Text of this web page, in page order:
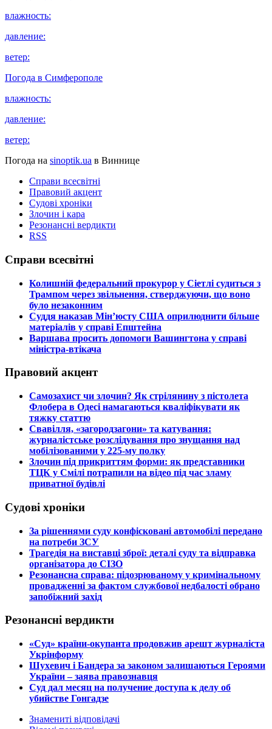
влажность:
давление:
ветер:
Погода в Симферополе
влажность:
давление:
ветер:
Погода на sinoptik.ua в Виннице
Справи всесвітні
Правовий акцент
Судові хроніки
Злочин і кара
Резонансні вердикти
RSS
Справи всесвітні
​Колишній федеральний прокурор у Сіетлі судиться з
Трампом через звільнення, стверджуючи, що воно
було незаконним
​Суддя наказав Мін’юсту США оприлюднити більше
матеріалів у справі Епштейна
​Варшава просить допомоги Вашингтона у справі
міністра-втікача
Правовий акцент
​Самозахист чи злочин? Як стрілянину з пістолета
Флобера в Одесі намагаються кваліфікувати як
тяжку статтю
​Свавілля, «загородзагони» та катування:
журналістське розслідування про знущання над
мобілізованими у 225-му полку
​Злочин під прикриттям форми: як представники
ТЦК у Смілі потрапили на відео під час зламу
приватної будівлі
Судові хроніки
​За рішеннями суду конфісковані автомобілі передано
на потреби ЗСУ
​Трагедія на виставці зброї: деталі суду та відправка
організатора до СІЗО
​Резонансна справа: підозрюваному у кримінальному
провадженні за фактом службової недбалості обрано
запобіжний захід
Резонансні вердикти
​«Суд» країни-окупанта продовжив арешт журналіста
Укрінформу
Шухевич і Бандера за законом залишаються Героями
України – заява правознавця
Суд дал месяц на получение доступа к делу об
убийстве Гонгадзе
Знамениті відповідачі